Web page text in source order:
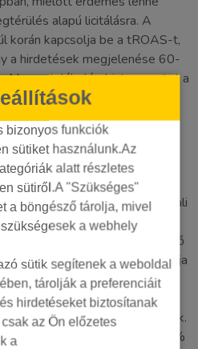
bizonyos funkciók
sütiket használunk.Az
alatt részletes
sütiről.A "Szükséges"
a böngésző tárolja, mivel
a webhely
sütik segítenek a weboldal
tárolják a preferenciáit
hirdetéseket biztosítanak
az Ön előzetes
a
alapú licitálásra. A
korán kapcsolja be a tROAS-t,
a hirdetések megjelenése 60-
AI nem talál elég biztos pontot a
lépései a Google
a konverziómérés technikai
Mode v2 és a szerveroldali
lesznek, ami félrevezeti
stabilak, válaszd ki a megfelelő
a rendszer felajánlja
kövesd az
hónapban 450% volt a
be 430-450%-ot kezdésnek.
800% megadása 400%